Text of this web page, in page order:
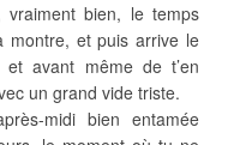
bien, le temps
montre, et puis arrive le
avant même de t’en
un grand vide triste.
midi bien entamée